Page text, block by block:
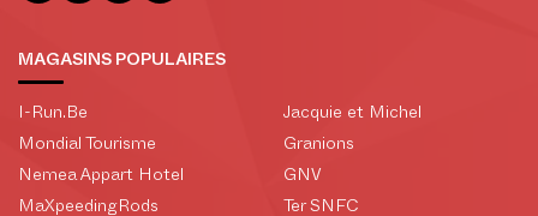
MAGASINS POPULAIRES
I-Run.Be
Mondial Tourisme
Nemea Appart Hotel
MaXpeedingRods
Jacquie et Michel
Granions
GNV
Ter SNFC